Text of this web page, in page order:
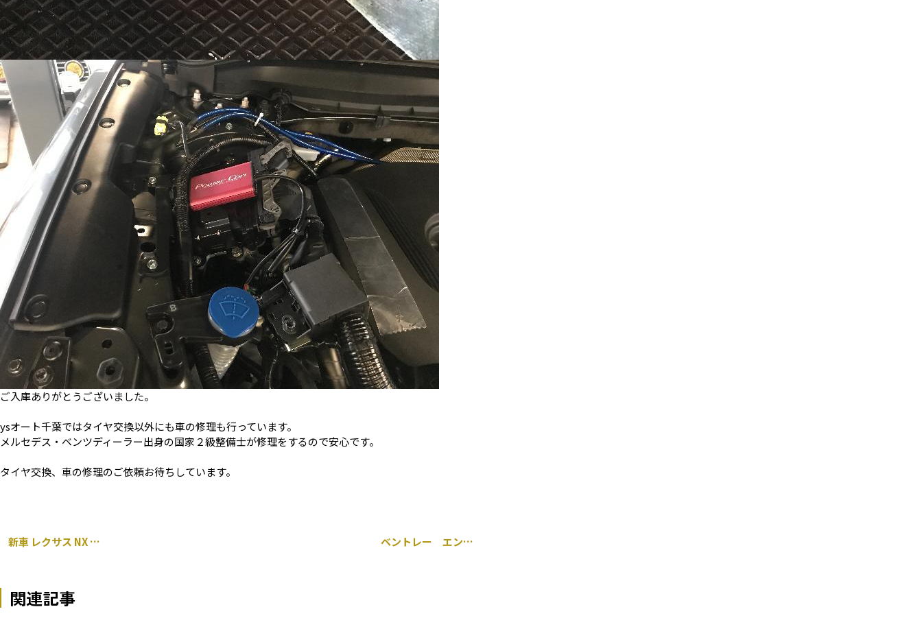
ご入庫ありがとうございました。
ysオート千葉ではタイヤ交換以外にも車の修理も行っています。
メルセデス・ベンツディーラー出身の国家２級整備士が修理をするので安心です。
タイヤ交換、車の修理のご依頼お待ちしています。
新車 レクサス NX 前後ドラレコ TVキャンセラー取り付け ベントレー エンジンオイル交換
関連記事